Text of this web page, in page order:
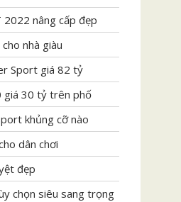
2022 nâng cấp đẹp
nhà giàu
Sport giá 82 tỷ
giá 30 tỷ trên phố
khủng cỡ nào
dân chơi
đẹp
chọn siêu sang trọng